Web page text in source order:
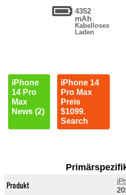
4352
mAh
Kabelloses
Laden
iPhone
14 Pro
Max
News (2)
iPhone 14
Pro Max
Preis
$1099.
Search
Produkt